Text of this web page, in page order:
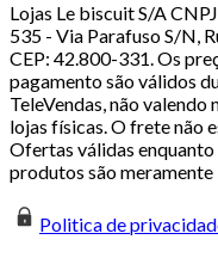
Lojas Le biscuit S/A
535 - Via Parafuso S/N,
CEP: 42.800-331. Os
pagamento são válidos
TeleVendas, não valendo
lojas físicas. O frete não
Ofertas válidas
produtos são
Politica de